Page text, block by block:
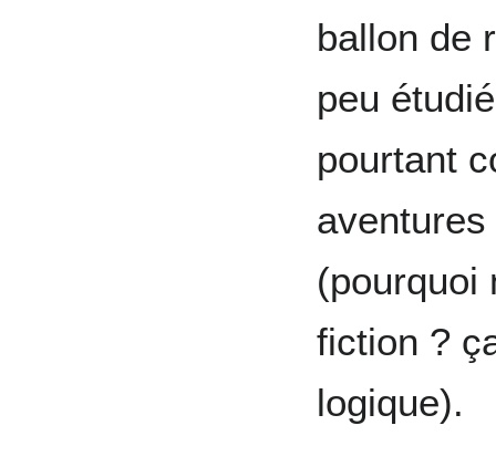
ballon de
peu
pourtant
(pourquoi
fiction ?
logique).